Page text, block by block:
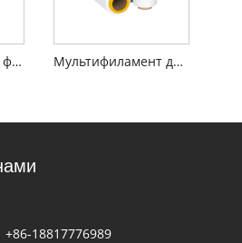
Моноволокно для фильтрации жидкости Мультифиламент для фильтрации жидкости
+86-18817776989